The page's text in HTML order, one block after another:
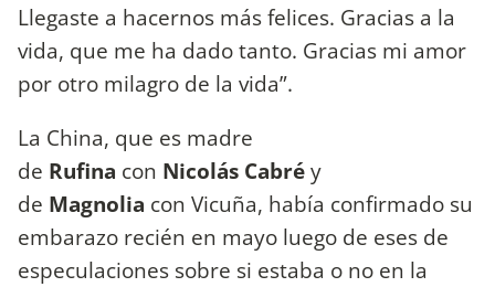
Llegaste a hacernos más felices. Gracias a la
vida, que me ha dado tanto. Gracias mi amor
por otro milagro de la vida”.
La China, que es madre
de Rufina con Nicolás Cabréy
de Magnolia con Vicuña, había confirmado su
embarazo recién en mayo luego de eses de
especulaciones sobre si estaba o no en la